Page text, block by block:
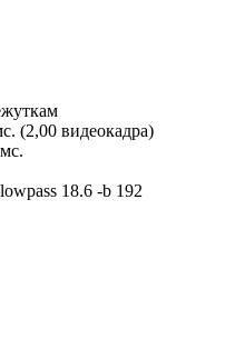
(2,00 видеокадра)
18.6 -b 192